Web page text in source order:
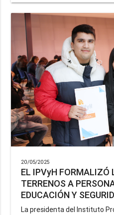
20/05/2025
EL IPVyH FORMALIZÓ
TERRENOS A
EDUCACIÓN Y
La presidenta del Instituto